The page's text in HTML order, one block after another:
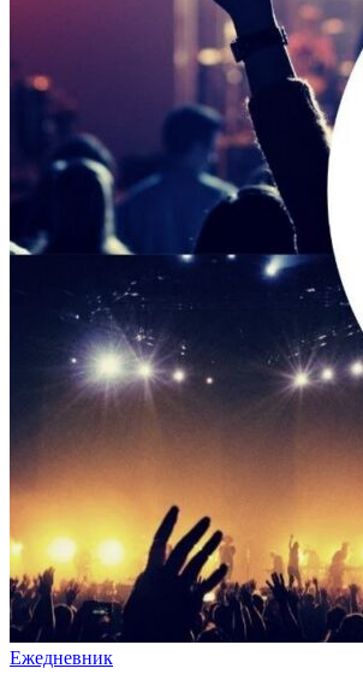
Ежедневник